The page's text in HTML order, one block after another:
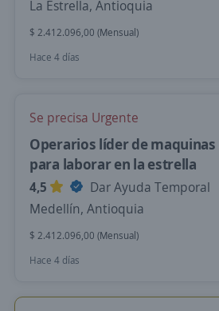
La Estrella, Antioquia
$ 2.412.096,00 (Mensual)
Hace 4 días
Se precisa Urgente
Operarios líder de
para laborar en la estrella
4,5
Dar Ayuda Temporal
Medellín, Antioquia
$ 2.412.096,00 (Mensual)
Hace 4 días